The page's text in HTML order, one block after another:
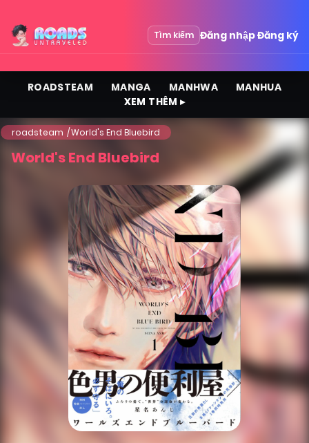
Tìm kiếm Đăng nhậpĐăng ký
ROADSTEAM MANGA MANHWA
MANHUA
XEM THÊM ▸
roadsteam World's End Bluebird
World's End Bluebird